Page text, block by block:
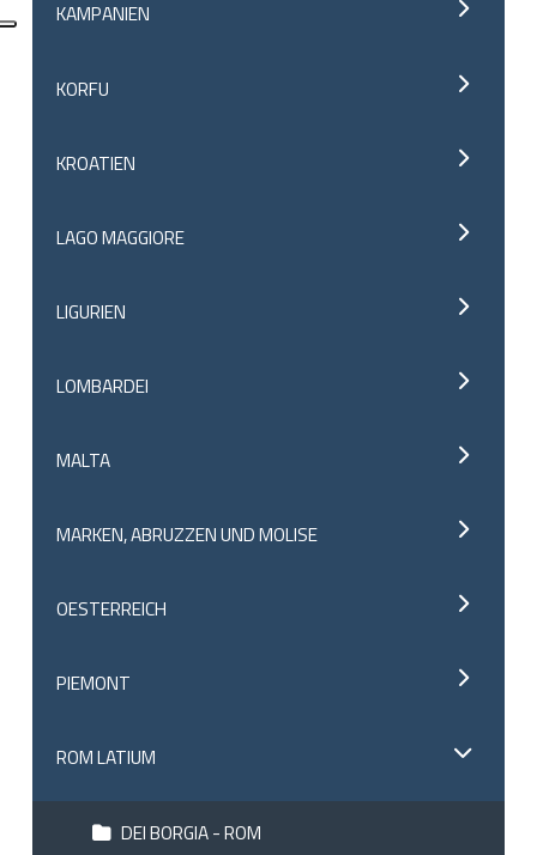
KAMPANIEN
KORFU
KROATIEN
LAGO MAGGIORE
LIGURIEN
LOMBARDEI
MALTA
MARKEN, ABRUZZEN UND MOLISE
OESTERREICH
PIEMONT
ROM LATIUM
DEI BORGIA - ROM